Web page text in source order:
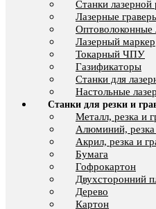
Станки лазерной
Лазерные
Оптоволоконные
Лазерный маркер
Токарный ЧПУ
Газификаторы
Cтанки для
Настольные
Станки для резки и
Металл, резка и
Алюминий, резка
Акрил, резка и
Бумага
Гофрокартон
Двухсторонний
Дерево
Картон